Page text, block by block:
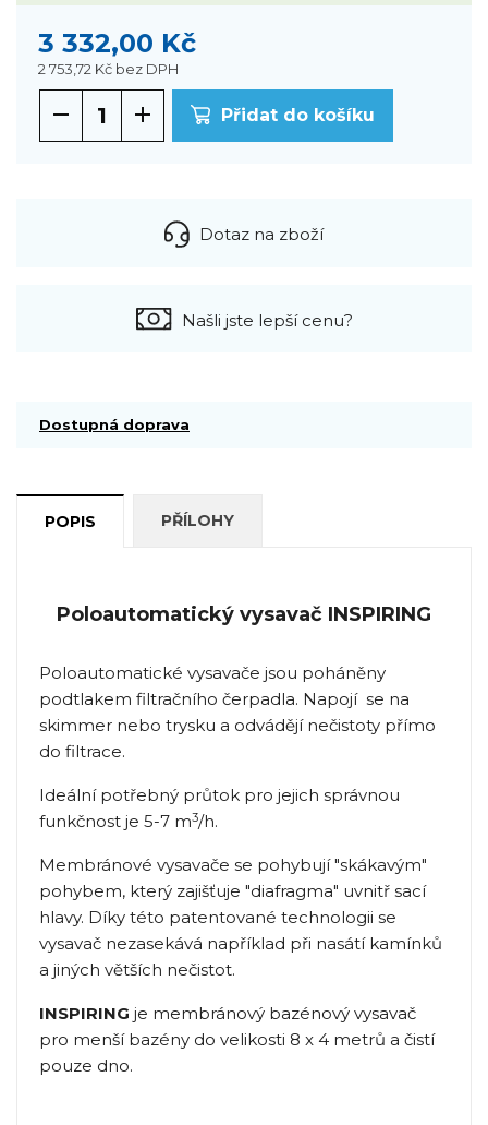
3 332,00 Kč
2 753,72 Kč bez DPH
Přidat do košíku
Dotaz na zboží
Našli jste lepší cenu?
Dostupná doprava
POPIS PŘÍLOHY
Poloautomatický vysavač INSPIRING
Poloautomatické vysavače jsou poháněny
podtlakem filtračního čerpadla. Napojí se na
skimmer nebo trysku a odvádějí nečistoty přímo
do filtrace.
Ideální potřebný průtok pro jejich správnou
funkčnost je 5-7 m3/h.
Membránové vysavače se pohybují "skákavým"
pohybem, který zajišťuje "diafragma" uvnitř sací
hlavy. Díky této patentované technologii se
vysavač nezasekává například při nasátí kamínků
a jiných větších nečistot.
INSPIRING je membránový bazénový vysavač
pro menší bazény do velikosti 8 x 4 metrů a čistí
pouze dno.